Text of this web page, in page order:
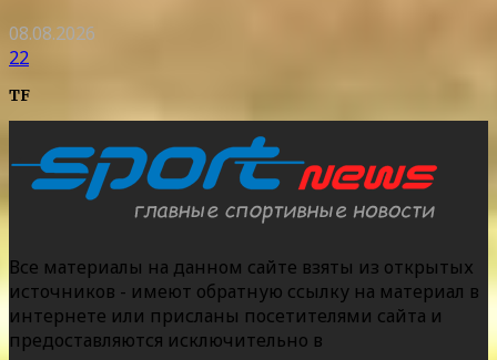
08.08.2026
22
TF
Все материалы на данном сайте взяты из открытых
источников - имеют обратную ссылку на материал в
интернете или присланы посетителями сайта и
предоставляются исключительно в